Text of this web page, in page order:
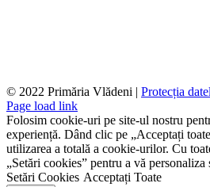
© 2022 Primăria Vlădeni | Protecția
Page load link
Folosim cookie-uri pe site-ul nostru
experiență. Dând clic pe „Acceptați
utilizarea a totală a cookie-urilor. Cu
„Setări cookies” pentru a vă
Setări Cookies Acceptați Toate